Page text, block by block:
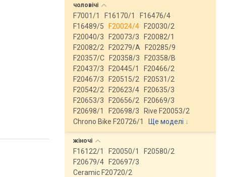
чоловічі
F7001/1 F16170/1
F16476/4
F16489/5
F20024/4
F20030/2
F20040/3
F20073/3
F20082/1
F20082/2
F20279/A
F20285/9
F20357/C
F20358/3
F20358/B
F20437/3
F20445/1
F20466/2
F20467/3
F20515/2
F20531/2
F20542/2
F20623/4
F20635/3
F20653/3
F20656/2
F20669/3
F20698/1
F20698/3
Rive F20053/2
Chrono Bike F20726/1
Ще моделі ↓
жіночі
F16122/1 F20050/1
F20580/2
F20679/4
F20697/3
Ceramic F20720/2